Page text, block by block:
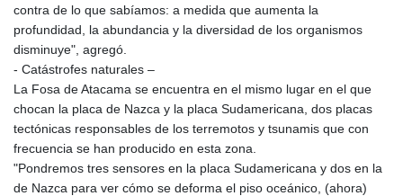
contra de lo que sabíamos: a medida que aumenta la
profundidad, la abundancia y la diversidad de los organismos
disminuye", agregó.
- Catástrofes naturales –
La Fosa de Atacama se encuentra en el mismo lugar en el que
chocan la placa de Nazca y la placa Sudamericana, dos placas
tectónicas responsables de los terremotos y tsunamis que con
frecuencia se han producido en esta zona.
"Pondremos tres sensores en la placa Sudamericana y dos en la
de Nazca para ver cómo se deforma el piso oceánico, (ahora)